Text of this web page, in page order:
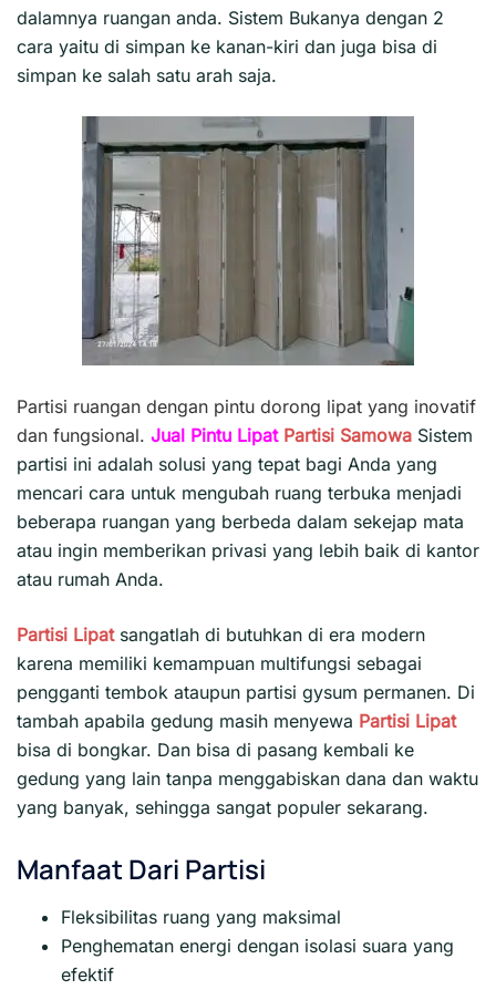
dalamnya ruangan anda. Sistem Bukanya dengan 2
cara yaitu di simpan ke kanan-kiri dan juga bisa di
simpan ke salah satu arah saja.
Partisi ruangan dengan pintu dorong lipat yang inovatif
dan fungsional. Jual Pintu LipatPartisi Samowa Sistem
partisi ini adalah solusi yang tepat bagi Anda yang
mencari cara untuk mengubah ruang terbuka menjadi
beberapa ruangan yang berbeda dalam sekejap mata
atau ingin memberikan privasi yang lebih baik di kantor
atau rumah Anda.
Partisi Lipatsangatlah di butuhkan di era modern
karena memiliki kemampuan multifungsi sebagai
pengganti tembok ataupun partisi gysum permanen. Di
tambah apabila gedung masih menyewa Partisi Lipat
bisa di bongkar. Dan bisa di pasang kembali ke
gedung yang lain tanpa menggabiskan dana dan waktu
yang banyak, sehingga sangat populer sekarang.
Manfaat Dari Partisi
Fleksibilitas ruang yang maksimal
Penghematan energi dengan isolasi suara yang
efektif